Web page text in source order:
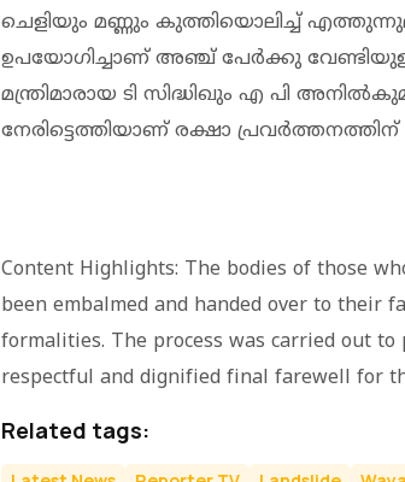
ചെളിയും മണ്ണും കുത്തിയൊലിച്ച്
ഉപയോഗിച്ചാണ് അഞ്ച് പേര്‍ക്കു
മന്ത്രിമാരായ ടി സിദ്ധിഖും എ പി
നേരിട്ടെത്തിയാണ് രക്ഷാ
Content Highlights: The bodies of those
been embalmed and handed over to their
formalities. The process was carried out
respectful and dignified final farewell for
Related tags: